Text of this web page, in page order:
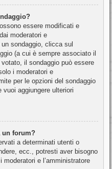
essere modificati e
moderatori e
sondaggio, clicca sul
(a cui è sempre associato il
il sondaggio può essere
i moderatori e
per le opzioni del sondaggio
vuoi aggiungere ulteriori
un forum?
a determinati utenti o
ecc., potresti aver bisogno
e l’amministratore